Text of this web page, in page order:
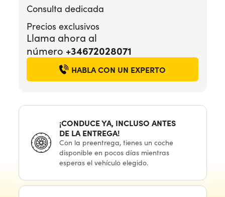
Consulta dedicada
Precios exclusivos
Llama ahora al
número +34672028071
HABLA CON UN EXPERTO
¡CONDUCE YA, INCLUSO ANTES
DE LA ENTREGA!
Con la preentrega,tienes un coche
disponible en pocosdías mientras
esperas el vehículoelegido.